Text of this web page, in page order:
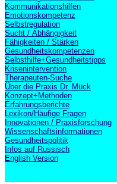
Kommunikationshilfen
Emotionskompetenz
Selbstregulation
Sucht / Abhängigkeit
Fähigkeiten / Stärken
Gesundheitskompetenzen
Selbsthilfe+Gesundheitstipps
Krisenintervention
Therapeuten-Suche
Über die Praxis Dr. Mück
Konzept+Methoden
Erfahrungsberichte
Lexikon/Häufige Fragen
Innovationen / Praxisforschung
Wissenschaftsinformationen
Gesundheitspolitik
Infos auf Russisch
English Version